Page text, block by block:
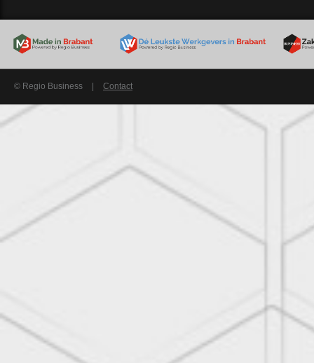
© Regio Business Contact